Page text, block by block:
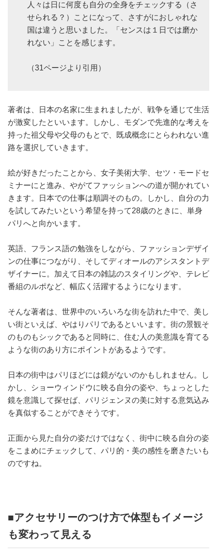
人々は日に何度も自分の全身をチェックする（さ
せられる？）ことになって、さすがにおしゃれな
国は違うと思いました。「センスは１日では磨か
れない」ことを感じます。
（31ページより引用）
著者は、日本の名家に生まれましたが、戦争を通じて生活
が激変したといいます。しかし、モダンで先進的な考えを
持った祖父母や父母のもとで、既成概念にとらわれない進
路を選択していきます。
絵が好きだったことから、女子美術大学、セツ・モードセ
ミナーにと進み、やがてファッションへの道が開かれてい
きます。日本での仕事は順調そのもの。しかし、自分の力
を試してみたいという希望を持って28歳のときに、単身
パリへと向かいます。
英語、フランス語の勉強をしながら、ファッションデザイ
ンの仕事につながり、そしてディオールのアシスタントデ
ザイナーに。加えて日本の雑誌のスタイリングや、テレビ
番組のルポなど、幅広く活躍するようになります。
そんな著者は、世界中のいろいろな街を訪れた中で、美し
い街といえば、やはりパリであるといいます。街の景観そ
のものもシックであると同時に、住む人の美意識を育てる
ような街のあり方にポイントがあるようです。
日本の街中はパリほどには鏡がないのかもしれません。し
かし、ショーウィンドウに映る自分の姿や、ちょっとした
鏡を意識して探せば、パリジェンヌの美に対する意気込み
を真似することができそうです。
正面から見た自分の姿だけではなく、街中に映る自分の姿
をこまめにチェックして、パリ的・美の感性を磨きたいも
のですね。
■アクセサリーのつけ方で体型もイメージ
も変わって見える